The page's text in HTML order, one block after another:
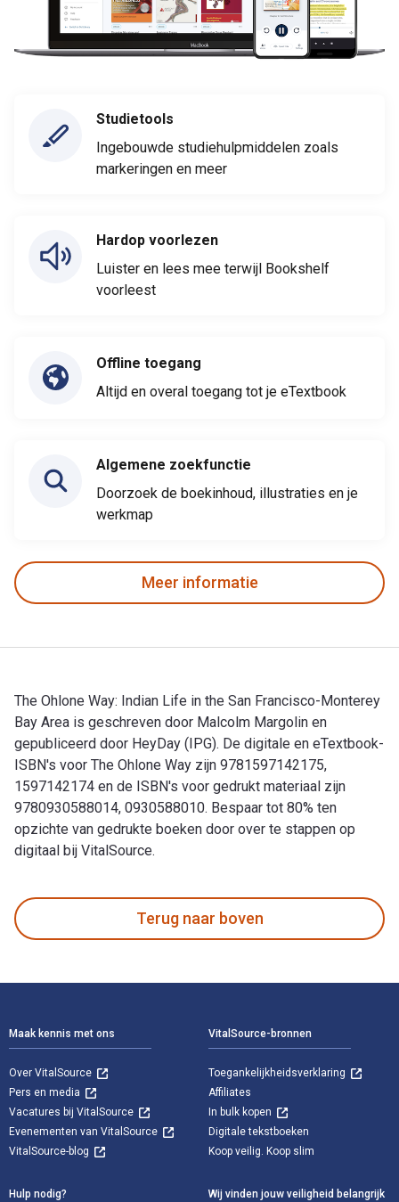
Studietools
Ingebouwde studiehulpmiddelen zoals
markeringen en meer
Hardop voorlezen
Luister en lees mee terwijl Bookshelf
voorleest
Offline toegang
Altijd en overal toegang tot je eTextbook
Algemene zoekfunctie
Doorzoek de boekinhoud, illustraties en je
werkmap
Meer informatie
The Ohlone Way: Indian Life in the San Francisco-Monterey
Bay Area is geschreven door Malcolm Margolin en
gepubliceerd door HeyDay (IPG). De digitale en eTextbook-
ISBN's voor The Ohlone Way zijn 9781597142175,
1597142174 en de ISBN's voor gedrukt materiaal zijn
9780930588014, 0930588010. Bespaar tot 80% ten
opzichte van gedrukte boeken door over te stappen op
digitaal bij VitalSource.
Terug naar boven
Maak kennis met ons
Over VitalSource
Pers en media
Vacatures bij VitalSource
Evenementen van VitalSource
VitalSource-blog
VitalSource-bronnen
Toegankelijkheidsverklaring
Affiliates
In bulk kopen
Digitale tekstboeken
Koop veilig. Koop slim
Hulp nodig? Wij vinden jouw veiligheid belangrijk